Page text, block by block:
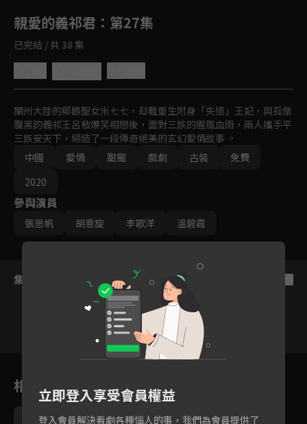
親愛的義祁君 ：第27集
已完結 / 共 38 集
闌州大陸的鄔鏃聖女米七七，劫難重生附身「失憶」王妃，與孤傲
腹黑的義祁王呂敖爆笑相戀後，面對三族的腥風血雨，兩人攜手平
三族安天下，締造了一段傳奇絕美的玄幻愛情故事 。
中國
愛情 甜寵 戲劇 古裝
免費
2020
參與演員
張思帆 胡意旋 李歌洋 溫碧霞
集數列表
26 27 28
相關花絮
立即登入享受會員權益
登入會員解決看劇各種惱人的事，我們為會員提供了